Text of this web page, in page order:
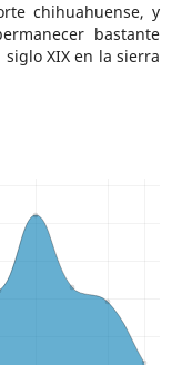
chihuahuense, y
bastante
XIX en la sierra